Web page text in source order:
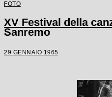
FOTO
XV Festival della
Sanremo
29 GENNAIO 1965